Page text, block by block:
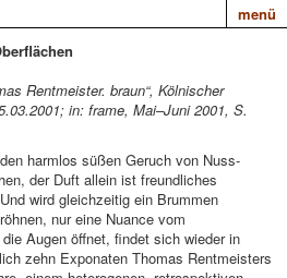
menü
Rentmeister. braun“, Kölnischer
in: frame, Mai–Juni 2001, S.
harmlos süßen Geruch von Nuss-
der Duft allein ist freundliches
wird gleichzeitig ein Brummen
nur eine Nuance vom
Augen öffnet, findet sich wieder in
zehn Exponaten Thomas Rentmeisters